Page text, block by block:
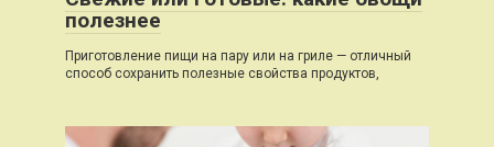
полезнее
Приготовление пищи на пару или на гриле — отличный
способ сохранить полезные свойства продуктов,